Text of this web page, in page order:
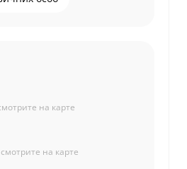
на карте
на карте